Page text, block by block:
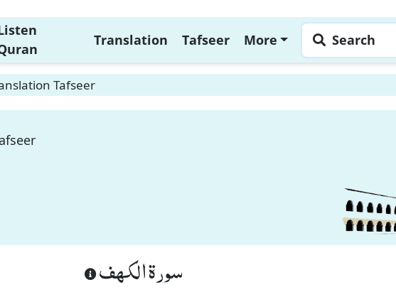
Translation Tafseer More Search
Tafseer
سورة الكهف